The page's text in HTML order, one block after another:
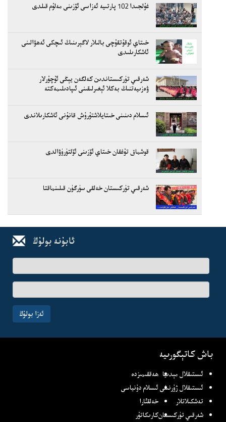
غۇلجىدا 102 پارتىيە ئەزاسى ئۆزىنى مەلۇم قىلدى
خىتاي ئوقۇتقۇچى بالىلار لاگېرىنىڭ ئىچكى ئەھۋالىنى
ئاشكارىلىدى
شەرقىي تۈركىستاندىن كەلگەن يېڭى ئۇچۇرلار
ۋەزىيەتنىڭ بەكلا ئېغىرلىقىنى ئىپادىلىمەكتە
ئىسلام دىنىنى خىتايلاشتۇرۇش قانۇنى ئاشكارىلاندى
قوشماق تۇغقان خىتاي ئۆزىنى ئۆلتۈرۈۋالدى
شەرقىي تۈركىستان خەلقى سۈرگۈن قىلىنماقتا
ئابۇنە بولۇڭ
ئىسىم-
فامىلىڭىز
ئېلخەت
ئادرىسىڭىز
ئەزا بولۇڭ
باش كاتېگورىيە
ئىستىقلال مېدىيا ھەققىمىزدە
ئىستىقلال ژۇرنىلى ئىسلام دۇنياسى
تەشكىلاتلار
خەلقئارا
شەرقىي تۈركىستانكارىكاتۇر